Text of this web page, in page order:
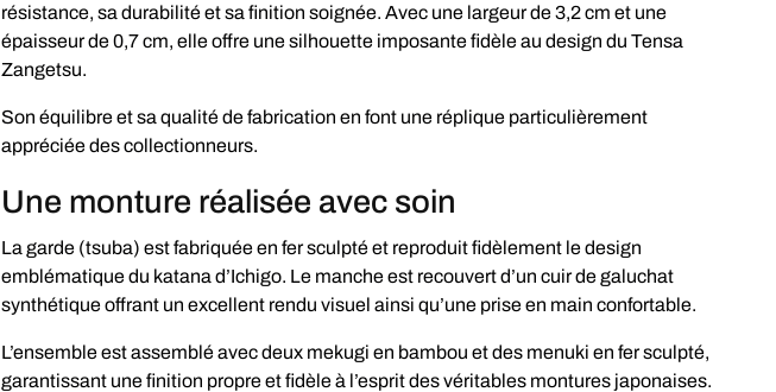
résistance, sa durabilité et sa finition soignée. Avec une largeur de 3,2 cm et une
épaisseur de 0,7 cm, elle offre une silhouette imposante fidèle au design du Tensa
Zangetsu.
Son équilibre et sa qualité de fabrication en font une réplique particulièrement
appréciée des collectionneurs.
Une monture réalisée avec soin
La garde (tsuba) est fabriquée en fer sculpté et reproduit fidèlement le design
emblématique du katana d’Ichigo. Le manche est recouvert d’un cuir de galuchat
synthétique offrant un excellent rendu visuel ainsi qu’une prise en main confortable.
L’ensemble est assemblé avec deux mekugi en bambou et des menuki en fer sculpté,
garantissant une finition propre et fidèle à l’esprit des véritables montures japonaises.